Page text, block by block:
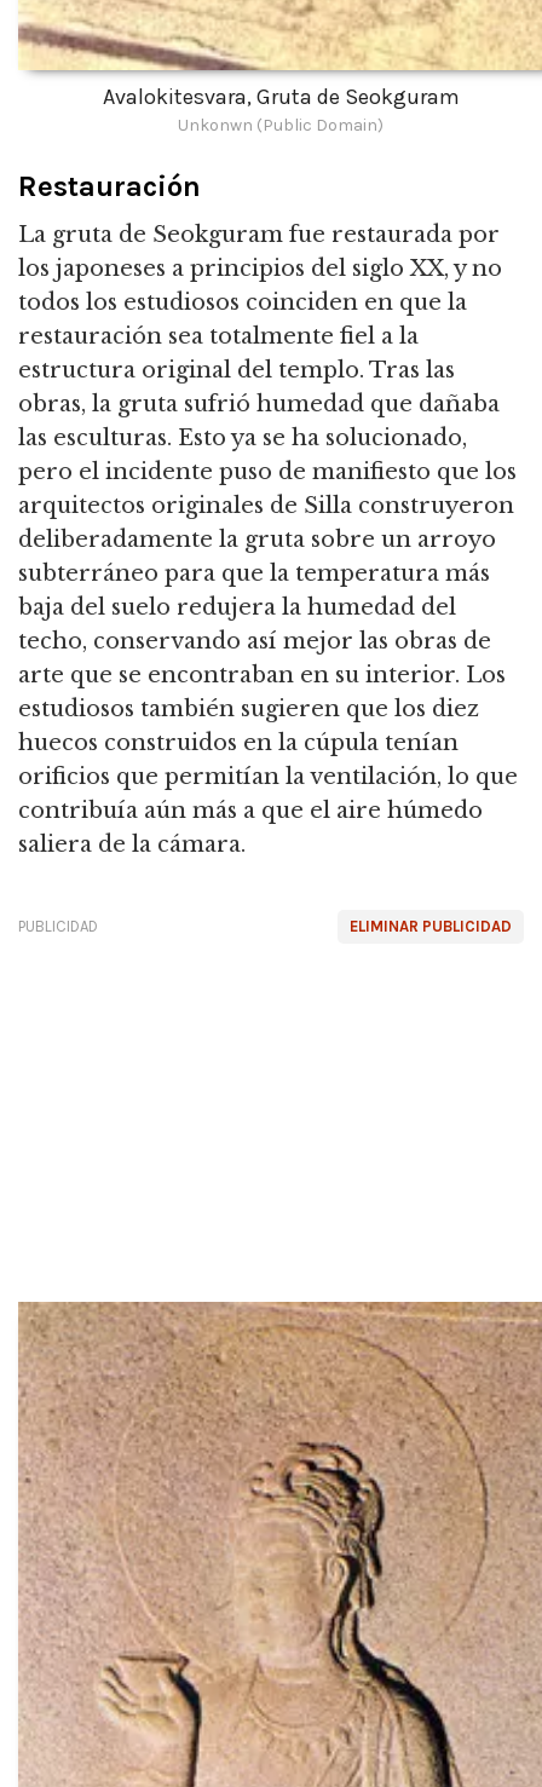
Avalokitesvara, Gruta de Seokguram
Unkonwn (Public Domain)
Restauración
La gruta de Seokguram fue restaurada por
los japoneses a principios del siglo XX, y no
todos los estudiosos coinciden en que la
restauración sea totalmente fiel a la
estructura original del templo. Tras las
obras, la gruta sufrió humedad que dañaba
las esculturas. Esto ya se ha solucionado,
pero el incidente puso de manifiesto que los
arquitectos originales de Silla construyeron
deliberadamente la gruta sobre un arroyo
subterráneo para que la temperatura más
baja del suelo redujera la humedad del
techo, conservando así mejor las obras de
arte que se encontraban en su interior. Los
estudiosos también sugieren que los diez
huecos construidos en la cúpula tenían
orificios que permitían la ventilación, lo que
contribuía aún más a que el aire húmedo
saliera de la cámara.
ELIMINAR PUBLICIDAD
PUBLICIDAD